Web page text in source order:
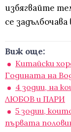
избягвайте
се
Виж още:
Китайски
Годината на
4 зодии, на
ЛЮБОВ и ПАРИ
5 зодии,
първата